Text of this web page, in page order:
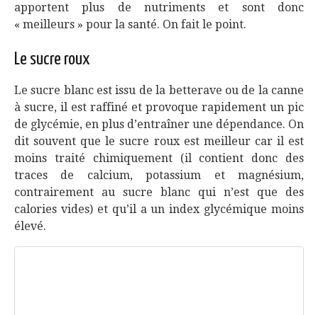
apportent plus de nutriments et sont donc
« meilleurs » pour la santé. On fait le point.
Le sucre roux
Le sucre blanc est issu de la betterave ou de la canne
à sucre, il est raffiné et provoque rapidement un pic
de glycémie, en plus d’entraîner une dépendance. On
dit souvent que le sucre roux est meilleur car il est
moins traité chimiquement (il contient donc des
traces de calcium, potassium et magnésium,
contrairement au sucre blanc qui n’est que des
calories vides) et qu’il a un index glycémique moins
élevé.